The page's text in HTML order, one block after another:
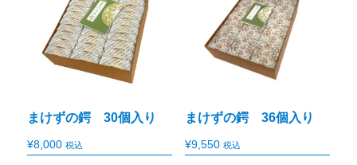
まけずの鍔 30個入り
¥8,000 税込
まけずの鍔 36個入り
¥9,550 税込